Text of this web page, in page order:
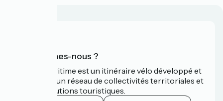
Qui sommes-nous ?
La Vélomaritime est un itinéraire vélo développé et
promu par un réseau de collectivités territoriales et
leurs institutions touristiques.